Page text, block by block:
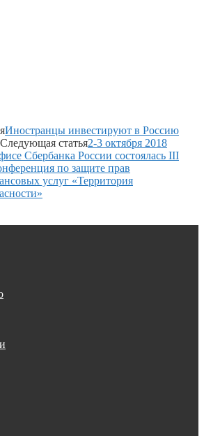
Иностранцы инвестируют в Россию
Следующая статья2-3 октября 2018
Сбербанка России состоялась III
по защите прав
услуг «Территория